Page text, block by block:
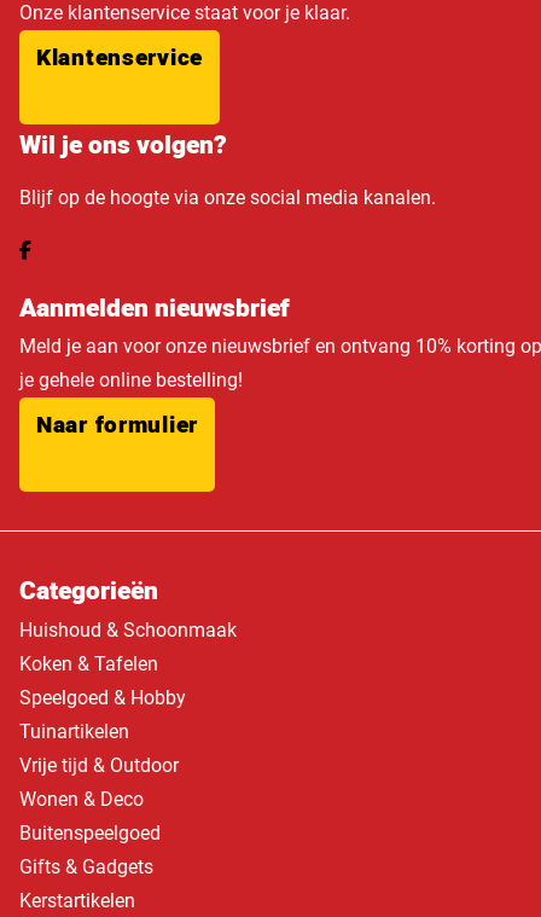
Onze klantenservice staat voor je klaar.
Klantenservice
Wil je ons volgen?
Blijf op de hoogte via onze social media kanalen.
Aanmelden nieuwsbrief
Meld je aan voor onze nieuwsbrief en ontvang 10% korting op
je gehele online bestelling!
Naar formulier
Categorieën
Huishoud & Schoonmaak
Koken & Tafelen
Speelgoed & Hobby
Tuinartikelen
Vrije tijd & Outdoor
Wonen & Deco
Buitenspeelgoed
Gifts & Gadgets
Kerstartikelen